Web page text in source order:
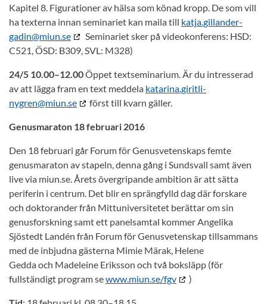
Kapitel 8. Figurationer av hälsa som könad kropp. De som vill
ha texterna innan seminariet kan maila till katja.gillander-
gadin@miun.se
Seminariet sker på videokonferens: HSD:
C521, ÖSD: B309, SVL: M328)
24/5 10.00–12.00Öppet textseminarium. Är du intresserad
av att lägga fram en text meddela katarina.giritli-
nygren@miun.se
först till kvarn gäller.
Genusmaraton 18 februari 2016
Den 18 februari går Forum för Genusvetenskaps femte
genusmaraton av stapeln, denna gång i Sundsvall samt även
live via miun.se. Årets övergripande ambition är att sätta
periferin i centrum. Det blir en sprängfylld dag där forskare
och doktorander från Mittuniversitetet berättar om sin
genusforskning samt ett panelsamtal kommer Angelika
Sjöstedt Landén från Forum för Genusvetenskap tillsammans
med de inbjudna gästerna Mimie Märak, Helene
Geddaoch Madeleine Eriksson och två boksläpp (för
fullständigt program sewww.miun.se/fgv )